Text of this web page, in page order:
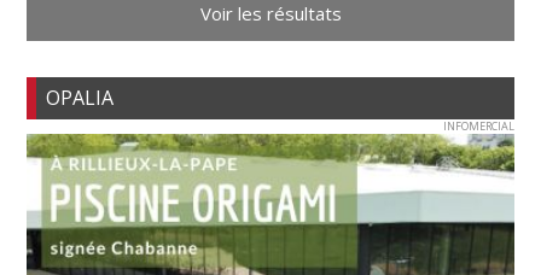
Voir les résultats
OPALIA
INFOMERCIAL